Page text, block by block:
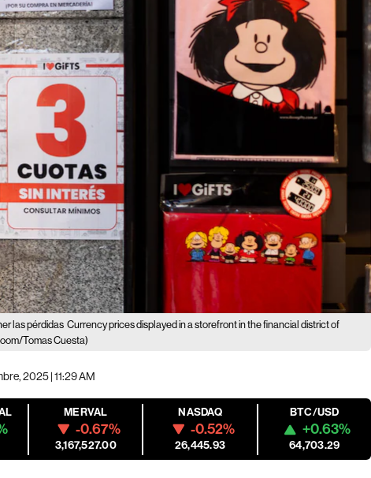
las pérdidas Currency prices displayed in a storefront in the financial district of
Tomas Cuesta)
2025 | 11:29 AM
MERVAL
-0.67%
3,167,527.00
NASDAQ
-0.52%
26,445.93
BTC/USD
+0.63%
64,703.29